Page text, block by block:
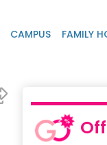
CAMPUS FAMILY